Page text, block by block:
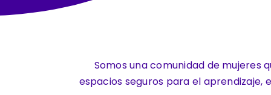
Somos una comunidad de mujeres
espacios seguros para el